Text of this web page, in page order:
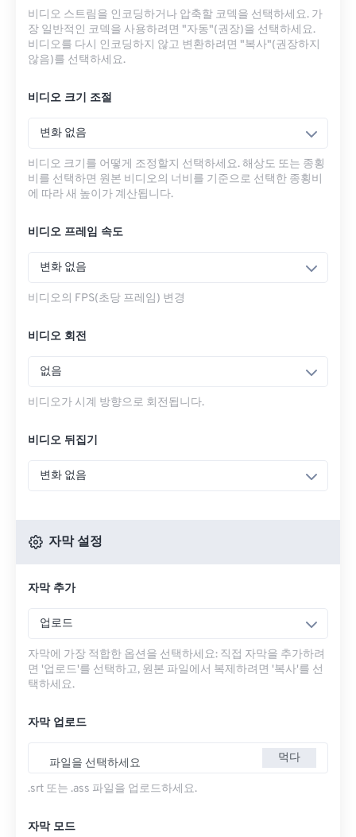
비디오 스트림을 인코딩하거나 압축할 코덱을 선택하세요. 가
장 일반적인 코덱을 사용하려면 "자동"(권장)을 선택하세요.
비디오를 다시 인코딩하지 않고 변환하려면 "복사"(권장하지
않음)를 선택하세요.
비디오 크기 조절
변화 없음
비디오 크기를 어떻게 조정할지 선택하세요. 해상도 또는 종횡
비를 선택하면 원본 비디오의 너비를 기준으로 선택한 종횡비
에 따라 새 높이가 계산됩니다.
비디오 프레임 속도
변화 없음
비디오의 FPS(초당 프레임) 변경
비디오 회전
없음
비디오가 시계 방향으로 회전됩니다.
비디오 뒤집기
변화 없음
자막 설정
자막 추가
업로드
자막에 가장 적합한 옵션을 선택하세요: 직접 자막을 추가하려
면 '업로드'를 선택하고, 원본 파일에서 복제하려면 '복사'를 선
택하세요.
자막 업로드
파일을 선택하세요 먹다
.srt 또는 .ass 파일을 업로드하세요.
자막 모드